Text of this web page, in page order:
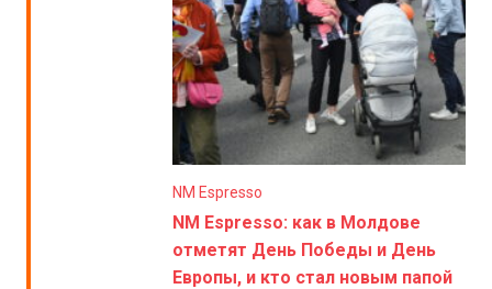
NM Espresso
NM Espresso: как в Молдове
отметят День Победы и День
Европы, и кто стал новым папой